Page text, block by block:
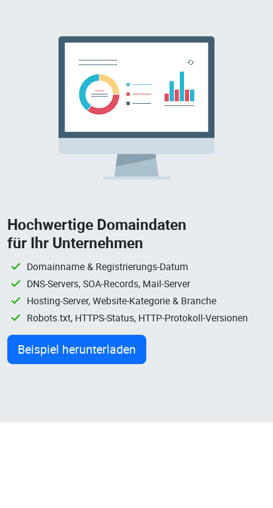
Hochwertige Domaindaten
für Ihr Unternehmen
Domainname & Registrierungs-Datum
DNS-Servers, SOA-Records, Mail-Server
Hosting-Server, Website-Kategorie & Branche
Robots.txt, HTTPS-Status, HTTP-Protokoll-Versionen
Beispiel herunterladen